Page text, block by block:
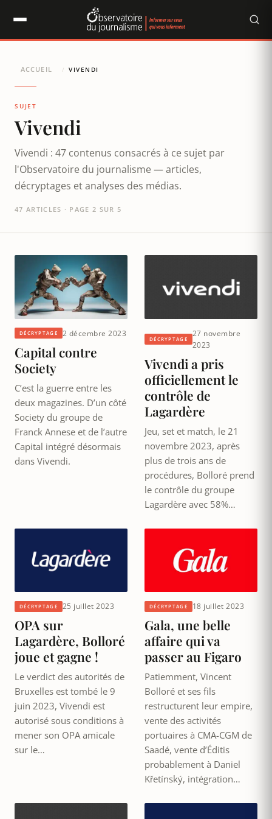
ACCUEIL / VIVENDI
SUJET
Vivendi
Vivendi : 47 contenus consacrés à ce sujet par
l'Observatoire du journalisme — articles,
décryptages et analyses des médias.
47 ARTICLES · PAGE 2 SUR 5
DÉCRYPTAGE 2 décembre 2023
Capital contre
Society
C’est la guerre entre les
deux magazines. D’un côté
Society du groupe de
Franck Annese et de l’autre
Capital intégré désormais
dans Vivendi.
DÉCRYPTAGE
27 novembre
2023
Vivendi a pris
officiellement le
contrôle de
Lagardère
Jeu, set et match, le 21
novembre 2023, après
plus de trois ans de
procédures, Bolloré prend
le contrôle du groupe
Lagardère avec 58%…
DÉCRYPTAGE 25 juillet 2023
OPA sur
Lagardère, Bolloré
joue et gagne !
Le verdict des autorités de
Bruxelles est tombé le 9
juin 2023, Vivendi est
autorisé sous conditions à
mener son OPA amicale
sur le…
DÉCRYPTAGE 18 juillet 2023
Gala, une belle
affaire qui va
passer au Figaro
Patiemment, Vincent
Bolloré et ses fils
restructurent leur empire,
vente des activités
portuaires à CMA-CGM de
Saadé, vente d’Éditis
probablement à Daniel
Křetínský, intégration…
Panneau de gestion des cookies